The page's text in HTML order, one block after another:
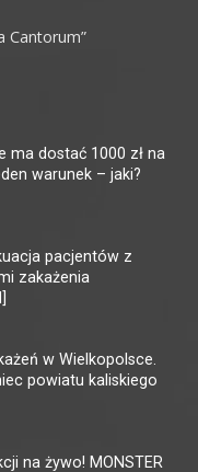
Cantorum”
ma dostać 1000 zł na
warunek – jaki?
pacjentów z
zakażenia
w Wielkopolsce.
powiatu kaliskiego
na żywo! MONSTER